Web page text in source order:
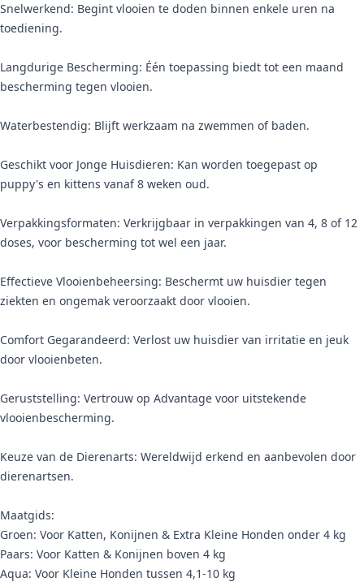
Snelwerkend: Begint vlooien te doden binnen enkele uren na
toediening.
Langdurige Bescherming: Één toepassing biedt tot een maand
bescherming tegen vlooien.
Waterbestendig: Blijft werkzaam na zwemmen of baden.
Geschikt voor Jonge Huisdieren: Kan worden toegepast op
puppy's en kittens vanaf 8 weken oud.
Verpakkingsformaten: Verkrijgbaar in verpakkingen van 4, 8 of 12
doses, voor bescherming tot wel een jaar.
Effectieve Vlooienbeheersing: Beschermt uw huisdier tegen
ziekten en ongemak veroorzaakt door vlooien.
Comfort Gegarandeerd: Verlost uw huisdier van irritatie en jeuk
door vlooienbeten.
Geruststelling: Vertrouw op Advantage voor uitstekende
vlooienbescherming.
Keuze van de Dierenarts: Wereldwijd erkend en aanbevolen door
dierenartsen.
Maatgids:
Groen: Voor Katten, Konijnen & Extra Kleine Honden onder 4 kg
Paars: Voor Katten & Konijnen boven 4 kg
Aqua: Voor Kleine Honden tussen 4,1-10 kg